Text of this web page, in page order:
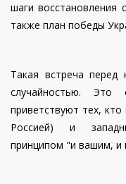
шаги восстановления
также план победы
Такая встреча
случайностью. Это
приветствуют тех,
Россией) и
принципом "и вашим, и